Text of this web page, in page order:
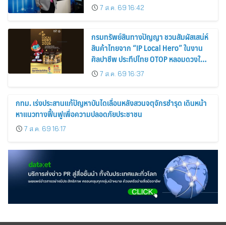
7 ส.ค. 69 16:42
กรมทรัพย์สินทางปัญญา ชวนสัมผัสเสน่ห์
สินค้าไทยจาก “IP Local Hero” ในงาน
ศิลปาชีพ ประทีปไทย OTOP หลอมดวงใจ
ด้วยพระบารมี ปี 2569
7 ส.ค. 69 16:37
กทม. เร่งประสานแก้ปัญหาบันไดเลื่อนหลังสวนจตุจักรชำรุด เดินหน้า
หาแนวทางฟื้นฟูเพื่อความปลอดภัยประชาชน
7 ส.ค. 69 16:17